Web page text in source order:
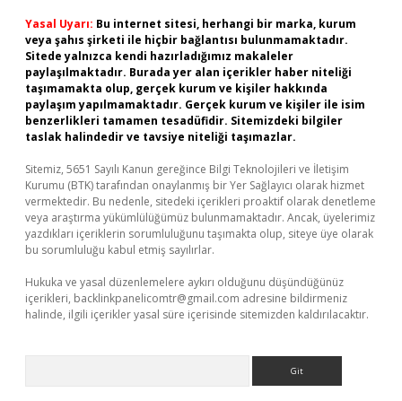
Yasal Uyarı: Bu internet sitesi, herhangi bir marka, kurum
veya şahıs şirketi ile hiçbir bağlantısı bulunmamaktadır.
Sitede yalnızca kendi hazırladığımız makaleler
paylaşılmaktadır. Burada yer alan içerikler haber niteliği
taşımamakta olup, gerçek kurum ve kişiler hakkında
paylaşım yapılmamaktadır. Gerçek kurum ve kişiler ile isim
benzerlikleri tamamen tesadüfidir. Sitemizdeki bilgiler
taslak halindedir ve tavsiye niteliği taşımazlar.
Sitemiz, 5651 Sayılı Kanun gereğince Bilgi Teknolojileri ve İletişim
Kurumu (BTK) tarafından onaylanmış bir Yer Sağlayıcı olarak hizmet
vermektedir. Bu nedenle, sitedeki içerikleri proaktif olarak denetleme
veya araştırma yükümlülüğümüz bulunmamaktadır. Ancak, üyelerimiz
yazdıkları içeriklerin sorumluluğunu taşımakta olup, siteye üye olarak
bu sorumluluğu kabul etmiş sayılırlar.
Hukuka ve yasal düzenlemelere aykırı olduğunu düşündüğünüz
içerikleri, backlinkpanelicomtr@gmail.com adresine bildirmeniz
halinde, ilgili içerikler yasal süre içerisinde sitemizden kaldırılacaktır.